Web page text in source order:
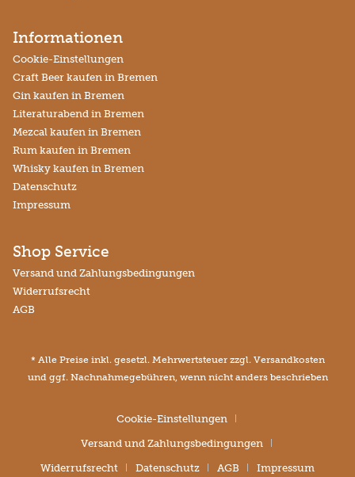
Informationen
Cookie-Einstellungen
Craft Beer kaufen in Bremen
Gin kaufen in Bremen
Literaturabend in Bremen
Mezcal kaufen in Bremen
Rum kaufen in Bremen
Whisky kaufen in Bremen
Datenschutz
Impressum
Shop Service
Versand und Zahlungsbedingungen
Widerrufsrecht
AGB
* Alle Preise inkl. gesetzl. Mehrwertsteuer zzgl. Versandkosten
und ggf. Nachnahmegebühren, wenn nicht anders beschrieben
Cookie-Einstellungen
Versand und Zahlungsbedingungen
Widerrufsrecht Datenschutz AGB Impressum